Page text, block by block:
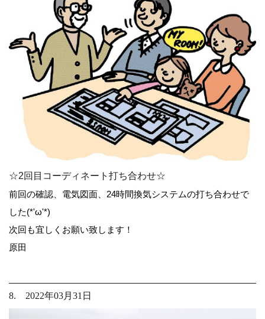
☆2回目コーディネート打ち合わせ☆
前回の確認、電気図面、24時間換気システムの打ち合わせで
した(*'ω'*)
次回も宜しくお願い致します！
原田
8. 2022年03月31日